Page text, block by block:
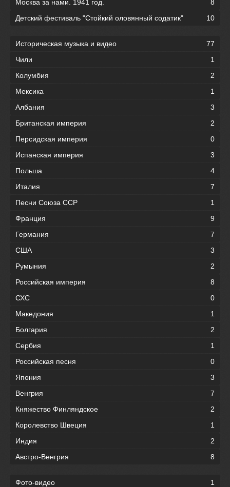
Москва за нами. 1941 год.
8
Детский фестиваль "Стойкий оловянный содатик"
10
Историческая музыка и видео
77
Чили
1
Колумбия
2
Мексика
1
Албания
3
Британская империя
2
Персидская империя
0
Испанская империя
3
Польша
4
Италия
7
Песни Союза ССР
1
Франция
9
Германия
7
США
3
Румыния
2
Российская империя
8
СХС
0
Македония
1
Болгария
2
Сербия
1
Российская песня
0
Япония
3
Венгрия
7
Княжество Финляндское
2
Королевство Швеция
1
Индия
2
Австро-Венгрия
8
Фото-видео
1